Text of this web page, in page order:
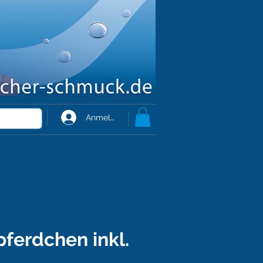
Anmelden
inkl.